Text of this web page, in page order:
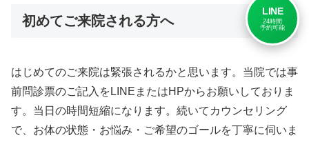
初めてご来院される方へ
はじめてのご来院は緊張されるかと思います。当院では事
前問診票のご記入をLINEまたはHPからお願いしておりま
す。当日の時間短縮になります。続いてカウンセリング
で、お体の状態・お悩み・ご希望のゴールを丁寧に伺いま
LINE
24時間
予約可能